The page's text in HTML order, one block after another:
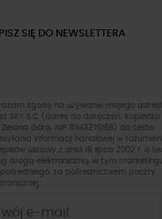
SIĘ DO NEWSLETTERA
zgodę na używanie mojego
SKY S.C (adres do doręczeń: Kupiecka
Zielona Góra, NIP 8943276168) do celów
informacji handlowej w
ustawy z dnia 18 lipca 2002 r. o
drogą elektroniczną, w tym
za pośrednictwem poczty